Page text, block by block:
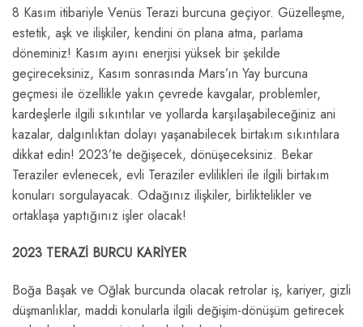
8 Kasım itibariyle Venüs Terazi burcuna geçiyor. Güzelleşme,
estetik, aşk ve ilişkiler, kendini ön plana atma, parlama
döneminiz! Kasım ayını enerjisi yüksek bir şekilde
geçireceksiniz, Kasım sonrasında Mars’ın Yay burcuna
geçmesi ile özellikle yakın çevrede kavgalar, problemler,
kardeşlerle ilgili sıkıntılar ve yollarda karşılaşabileceğiniz ani
kazalar, dalgınlıktan dolayı yaşanabilecek birtakım sıkıntılara
dikkat edin! 2023’te değişecek, dönüşeceksiniz. Bekar
Teraziler evlenecek, evli Teraziler evlilikleri ile ilgili birtakım
konuları sorgulayacak. Odağınız ilişkiler, birliktelikler ve
ortaklaşa yaptığınız işler olacak!
2023 TERAZİ BURCU KARİYER
Boğa Başak ve Oğlak burcunda olacak retrolar iş, kariyer, gizli
düşmanlıklar, maddi konularla ilgili değişim-dönüşüm getirecek